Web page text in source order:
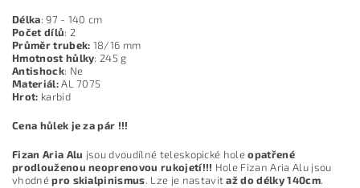
Délka: 97 - 140 cm
Počet dílů: 2
Průměr trubek: 18/16 mm
Hmotnost hůlky: 245 g
Antishock: Ne
Materiál:AL 7075
Hrot: karbid
Cena hůlek je za pár !!!
Fizan Aria Alu jsou dvoudílné teleskopické holeopatřené
prodlouženou neoprenovou rukojetí!!! Hole Fizan Aria Alu jsou
vhodnépro skialpinismus. Lze je nastavitaž do délky 140cm.